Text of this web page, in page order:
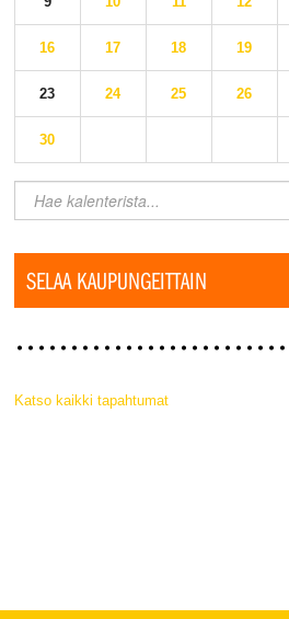
16 17 18 19
23 24 25 26
30
SELAA KAUPUNGEITTAIN
Katso kaikki tapahtumat